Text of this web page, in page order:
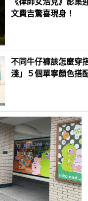
文費吉驚喜現身！
不同牛仔褲該怎麼穿
淺」５個單寧顏色搭